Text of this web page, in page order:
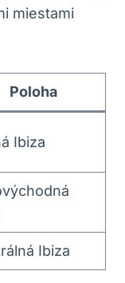
miestami
Poloha
Ibiza
Ibiza